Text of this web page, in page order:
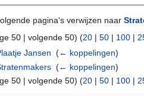
pagina's verwijzen naar
50 | volgende 50) (20 | 50 | 100 |
Jansen ‎(← koppelingen)
‎(← koppelingen)
50 | volgende 50) (20 | 50 | 100 |